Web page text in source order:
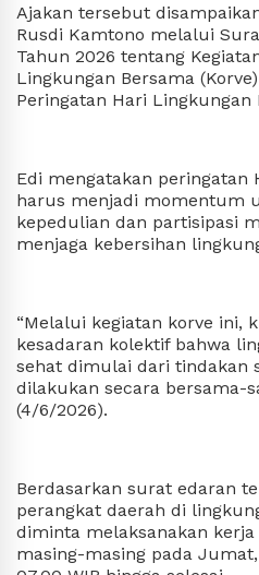
Ajakan tersebut
Rusdi Kamtono melalui
Tahun 2026 tentang
Lingkungan Bersama
Peringatan Hari Lingkungan
Edi mengatakan peringatan
harus menjadi momentum
kepedulian dan partisipasi
menjaga kebersihan
“Melalui kegiatan korve ini,
kesadaran kolektif bahwa
sehat dimulai dari tindakan
dilakukan secara bersama-
(4/6/2026).
Berdasarkan surat edaran
perangkat daerah di
diminta melaksanakan
masing-masing pada